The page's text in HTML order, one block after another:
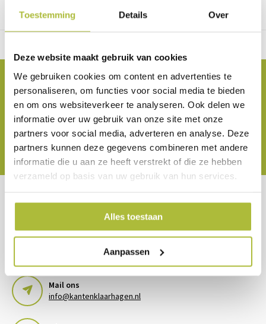
Toestemming Details Over
Deze website maakt gebruik van cookies
We gebruiken cookies om content en advertenties te
personaliseren, om functies voor social media te bieden
en om ons websiteverkeer te analyseren. Ook delen we
informatie over uw gebruik van onze site met onze
partners voor social media, adverteren en analyse. Deze
partners kunnen deze gegevens combineren met andere
informatie die u aan ze heeft verstrekt of die ze hebben
verzameld op basis van uw gebruik van hun services.
Alles toestaan
Aanpassen
Blijf op de hoogte van de laatste nieuwtjes
Abonneer je op onze nieuwsbrief om op de hoogte te
Abonneer
openingstijden
Mail ons
info@kantenklaarhagen.nl